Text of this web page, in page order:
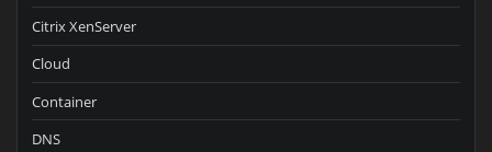
Citrix XenServer
Cloud
Container
DNS